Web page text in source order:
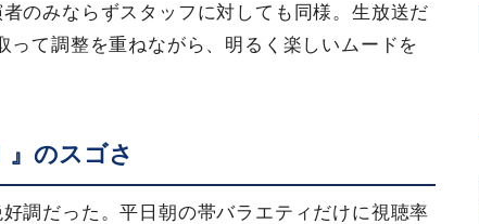
のみならずスタッフに対しても同様。生放送だ
って調整を重ねながら、明るく楽しいムードを
のスゴさ
調だった。平日朝の帯バラエティだけに視聴率